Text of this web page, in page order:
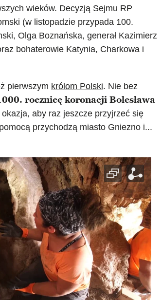
wieków. Decyzją Sejmu RP
(w listopadzie przypada 100.
Olga Boznańska, generał Kazimierz
bohaterowie Katynia, Charkowa i
pierwszym królom Polski. Nie bez
rocznicę koronacji Bolesława
okazja, aby raz jeszcze przyjrzeć się
przychodzą miasto Gniezno i...